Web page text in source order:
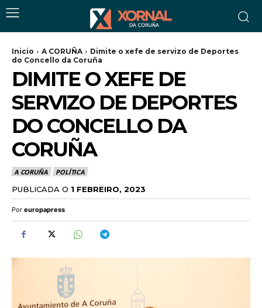
Inicio A CORUÑA
Dimite o xefe de servizo de Deportes
do Concello da Coruña
DIMITE O XEFE DE
SERVIZO DE DEPORTES
DO CONCELLO DA
CORUÑA
A CORUÑA POLÍTICA
PUBLICADA O 1 FEBREIRO, 2023
Por europapress